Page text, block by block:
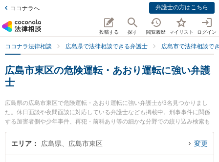
ココナラへ 弁護士の方はこちら
投稿する 探す 閲覧履歴 マイリスト ログイン
ココナラ法律相談 広島県で法律相談できる弁護士 広島市で法律相談で
広島市東区の危険運転・あおり運転に強い弁護
士
広島県の広島市東区で危険運転・あおり運転に強い弁護士が3名見つかりまし
た。休日面談や夜間面談に対応している弁護士なども掲載中。刑事事件に関係
する加害者側や少年事件、再犯・前科あり等の細かな分野での絞り込み検索も
でき便利です。特に弁護士法人共創 広島駅前法律事務所の下西 祥平弁護士や弁
護士法人共創 広島駅前法律事務所の二井 柳至弁護士、弁護士法人共創 広島駅
エリア 広島県、広島市東区 変更